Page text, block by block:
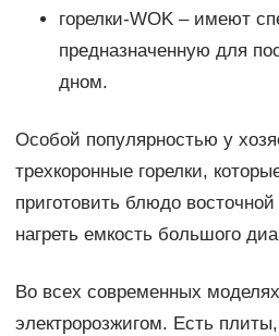
горелки-WOK – имеют
предназначенную для
дном.
Особой популярностью у
трехкоронные горелки,
приготовить блюдо
нагреть емкость большого
Во всех современных
электророзжигом. Есть